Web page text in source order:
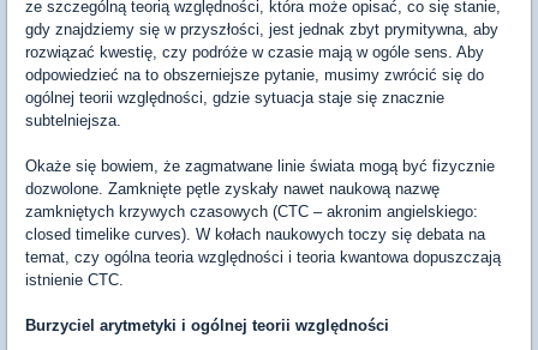
ze szczególną teorią względności, która może opisać, co się stanie,
gdy znajdziemy się w przyszłości, jest jednak zbyt prymitywna, aby
rozwiązać kwestię, czy podróże w czasie mają w ogóle sens. Aby
odpowiedzieć na to obszerniejsze pytanie, musimy zwrócić się do
ogólnej teorii względności, gdzie sytuacja staje się znacznie
subtelniejsza.
Okaże się bowiem, że zagmatwane linie świata mogą być fizycznie
dozwolone. Zamknięte pętle zyskały nawet naukową nazwę
zamkniętych krzywych czasowych (CTC – akronim angielskiego:
closed timelike curves). W kołach naukowych toczy się debata na
temat, czy ogólna teoria względności i teoria kwantowa dopuszczają
istnienie CTC.
Burzyciel arytmetyki i ogólnej teorii względności